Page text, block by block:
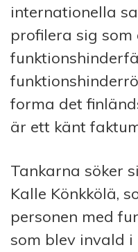
internationella
profilera sig
forma det
är ett känt
Tankarna söker
Kalle Könkkölä,
personen med
som blev invald